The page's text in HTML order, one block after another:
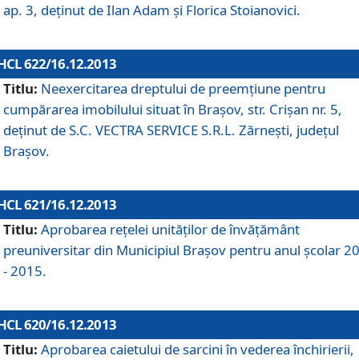
ap. 3, deţinut de Ilan Adam şi Florica Stoianovici.
622/16.12.2013
Titlu: Neexercitarea dreptului de preemţiune pentru
cumpărarea imobilului situat în Braşov, str. Crişan nr. 5,
deţinut de S.C. VECTRA SERVICE S.R.L. Zărneşti, judeţul
Braşov.
621/16.12.2013
Titlu: Aprobarea reţelei unităţilor de învăţământ
preuniversitar din Municipiul Braşov pentru anul şcolar
- 2015.
620/16.12.2013
Titlu: Aprobarea caietului de sarcini în vederea închirierii,